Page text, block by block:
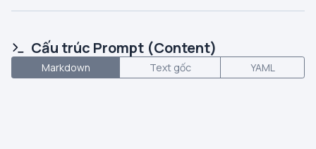
Cấu trúc Prompt (Content)
Markdown Text gốc YAML